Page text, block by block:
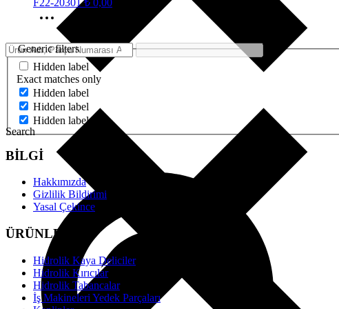
Search
F22-20301₺ 0,00
Generic filters
Hidden label
Exact matches only
Hidden label
Hidden label
Hidden label
BİLGİ
Hakkımızda
Gizlilik Bildirimi
Yasal Çekince
ÜRÜNLER
Hidrolik Kaya Deliciler
Hidrolik Kırıcılar
Hidrolik Tabancalar
İş Makineleri Yedek Parçaları